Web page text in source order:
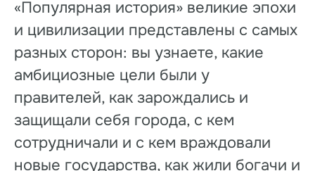
«Популярная история» великие эпохи
и цивилизации представлены с самых
разных сторон: вы узнаете, какие
амбициозные цели были у
правителей, как зарождались и
защищали себя города, с кем
сотрудничали и с кем враждовали
новые государства, как жили богачи и